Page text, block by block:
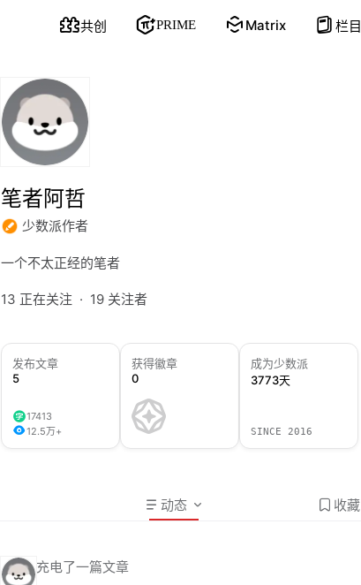
共创 PRIME Matrix 栏目
笔者阿哲
少数派作者
一个不太正经的笔者
13 正在关注 19 关注者
发布文章
5
17413
12.5万+
获得徽章
0
成为少数派
3773天
SINCE 2016
动态 收藏
充电了一篇文章